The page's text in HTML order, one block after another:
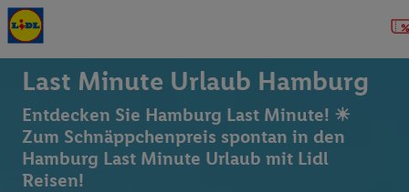
Last Minute Urlaub Hamburg
Entdecken Sie Hamburg Last Minute! ☀
Zum Schnäppchenpreis spontan in den
Hamburg Last Minute Urlaub mit Lidl
Reisen!